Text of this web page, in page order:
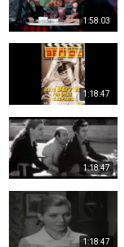
1:58:03
1:18:47
1:18:47
1:18:47